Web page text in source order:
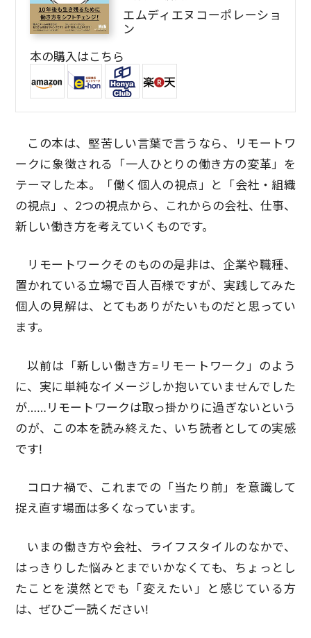
エムディエヌコーポレーショ
ン
本の購入はこちら
この本は、堅苦しい言葉で言うなら、リモートワ
ークに象徴される「一人ひとりの働き方の変革」を
テーマした本。「働く個人の視点」と「会社・組織
の視点」、2つの視点から、これからの会社、仕事、
新しい働き方を考えていくものです。
リモートワークそのものの是非は、企業や職種、
置かれている立場で百人百様ですが、実践してみた
個人の見解は、とてもありがたいものだと思ってい
ます。
以前は「新しい働き方=リモートワーク」のよう
に、実に単純なイメージしか抱いていませんでした
が……リモートワークは取っ掛かりに過ぎないという
のが、この本を読み終えた、いち読者としての実感
です!
コロナ禍で、これまでの「当たり前」を意識して
捉え直す場面は多くなっています。
いまの働き方や会社、ライフスタイルのなかで、
はっきりした悩みとまでいかなくても、ちょっとし
たことを漠然とでも「変えたい」と感じている方
は、ぜひご一読ください!